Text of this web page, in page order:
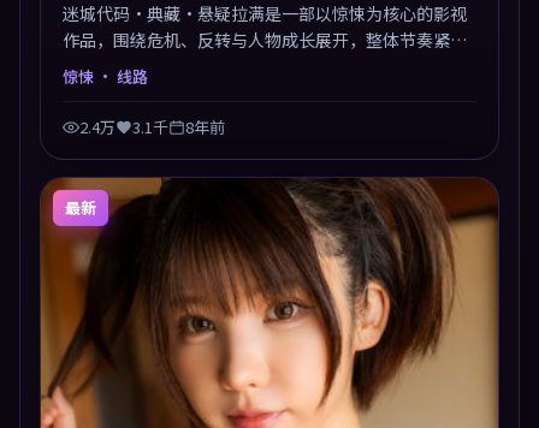
迷城代码·典藏·悬疑拉满是一部以惊悚为核心的影视
作品，围绕危机、反转与人物成长展开，整体节奏紧
凑，值得推荐观看。
惊悚 · 线路
2.4万 3.1千 8年前
最新